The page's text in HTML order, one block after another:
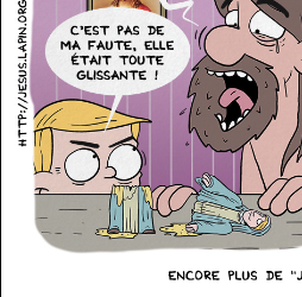
http://www.lefabz.com/